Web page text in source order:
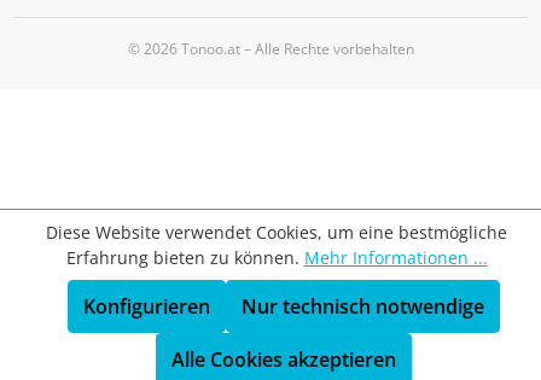
© 2026 Tonoo.at – Alle Rechte vorbehalten
Diese Website verwendet Cookies, um eine bestmögliche
Erfahrung bieten zu können. Mehr Informationen ...
Nur technisch notwendige
Konfigurieren
Alle Cookies akzeptieren